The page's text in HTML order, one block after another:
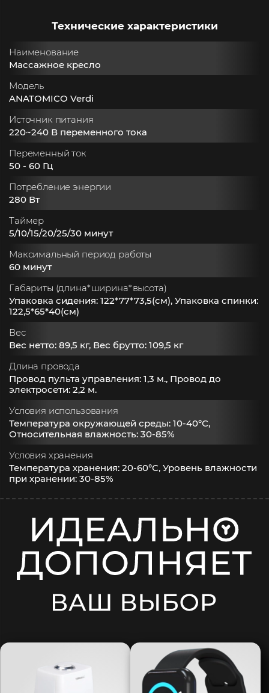
Технические характеристики
Наименование
Массажное кресло
Модель
ANATOMICO Verdi
Источник питания
220~240 В переменного тока
Переменный ток
50 - 60 Гц
Потребление энергии
280 Вт
Таймер
5/10/15/20/25/30 минут
Максимальный период работы
60 минут
Габариты (длина*ширина*высота)
Упаковка сидения: 122*77*73,5(см), Упаковка спинки:
122,5*65*40(см)
Вес
Вес нетто: 89,5 кг, Вес брутто: 109,5 кг
Длина провода
Провод пульта управления: 1,3 м., Провод до
электросети: 2,2 м.
Условия использования
Температура окружающей среды: 10-40°С,
Относительная влажность: 30-85%
Условия хранения
Температура хранения: 20-60°С, Уровень влажности
при хранении: 30-85%